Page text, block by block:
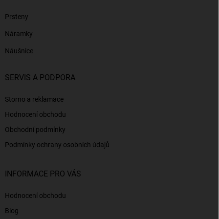
Prsteny
Náramky
Náušnice
SERVIS A PODPORA
Storno a reklamace
Hodnocení obchodu
Obchodní podmínky
Podmínky ochrany osobních údajů
INFORMACE PRO VÁS
Hodnocení obchodu
Blog